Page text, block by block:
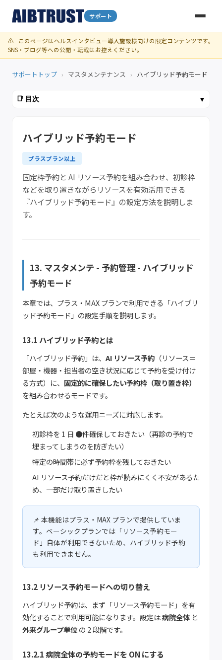
サポート
⚠️
このページはヘルスインタビュー導入施設様向けの限定コンテンツです。
SNS・ブログ等への公開・転載はお控えください。
サポートトップ › マスタメンテナンス › ハイブリッド予約モード
📑 目次 ▼
ハイブリッド予約モード
プラスプラン以上
固定枠予約と AI リソース予約を組み合わせ、初診枠
などを取り置きながらリソースを有効活用できる
『ハイブリッド予約モード』の設定方法を説明しま
す。
13. マスタメンテ - 予約管理 - ハイブリッド
予約モード
本章では、プラス・MAX プランで利用できる「ハイブリ
ッド予約モード」の設定手順を説明します。
13.1 ハイブリッド予約とは
「ハイブリッド予約」は、 AI リソース予約 （リソース＝
部屋・機器・担当者の空き状況に応じて予約を受け付け
る方式）に、 固定的に確保したい予約枠（取り置き枠）
を組み合わせるモードです。
たとえば次のような運用ニーズに対応します。
初診枠を 1 日 ●件確保しておきたい（再診の予約で
埋まってしまうのを防ぎたい）
特定の時間帯に必ず予約枠を残しておきたい
AI リソース予約だけだと枠が読みにくく不安があるた
め、一部だけ取り置きしたい
本機能はプラス・MAX プランで提供していま
す。ベーシックプランでは「リソース予約モー
ド」自体が利用できないため、ハイブリッド予約
も利用できません。
13.2 リソース予約モードへの切り替え
ハイブリッド予約は、まず「リソース予約モード」を有
効化することで利用可能になります。設定は病院全体 と
外来グループ単位の 2 段階です。
13.2.1 病院全体の予約モードを ON にする